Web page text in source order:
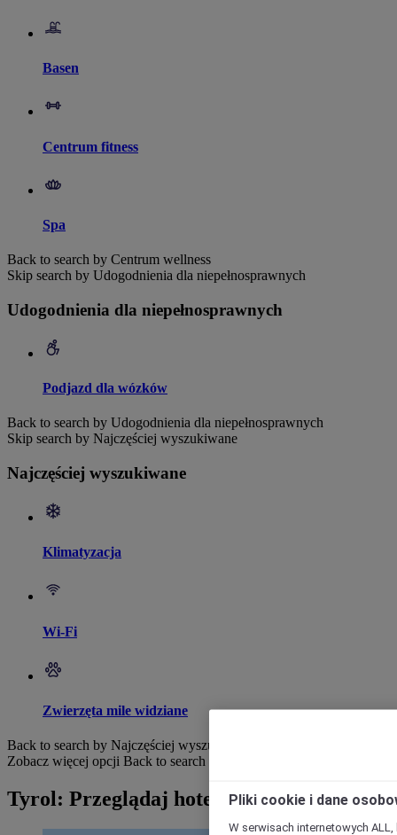
Basen
Centrum fitness
Spa
Back to search by Centrum wellness
Skip search by Udogodnienia dla niepełnosprawnych
Udogodnienia dla niepełnosprawnych
Podjazd dla wózków
Back to search by Udogodnienia dla niepełnosprawnych
Skip search by Najczęściej wyszukiwane
Najczęściej wyszukiwane
Klimatyzacja
Wi-Fi
Zwierzęta mile widziane
Back to search by Najczęściej wyszukiwane
Zobacz więcej opcji Back to search by categories
Tyrol: Przeglądaj hotele Pliki cookie i dane
W serwisach internetowych